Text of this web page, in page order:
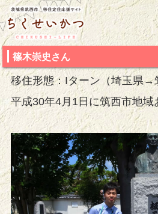
茨城県筑西市 移住
篠木崇史さん
移住形態：Iターン（埼玉県→
平成30年4月1日に筑西市地域